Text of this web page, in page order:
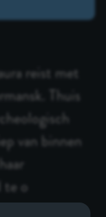
reist met
Thuis
van binnen
o